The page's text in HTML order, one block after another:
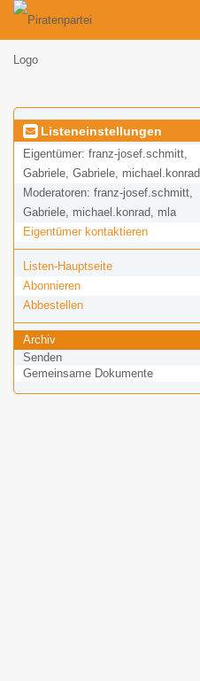
Listeneinstellungen
Eigentümer: franz-josef.schmitt,
Gabriele, Gabriele, michael.konrad
Moderatoren: franz-josef.schmitt,
Gabriele, michael.konrad, mla
Eigentümer kontaktieren
Listen-Hauptseite
Abonnieren
Abbestellen
Archiv
Senden
Gemeinsame Dokumente